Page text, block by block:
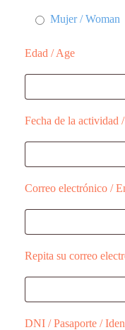
Mujer / Woman
Edad / Age
Fecha de la actividad
Correo electrónico /
Repita su correo
DNI / Pasaporte /